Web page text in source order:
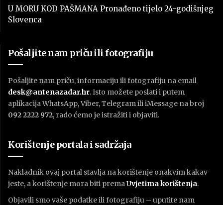
U MORU KOD PAŠMANA Pronađeno tijelo 24-godišnjeg
Slovenca
Pošaljite nam priču ili fotografiju
Pošaljite nam priču, informaciju ili fotografiju na email
desk@antenazadar.hr. Isto možete poslati i putem
aplikacija WhatsApp, Viber, Telegram ili iMessage na broj
092 2222 972, rado ćemo je istražiti i objaviti.
Korištenje portala i sadržaja
Nakladnik ovaj portal stavlja na korištenje onakvim kakav
jeste, a korištenje mora biti premaUvjetima korištenja.
Objavili smo vaše podatke ili fotografiju – uputite nam